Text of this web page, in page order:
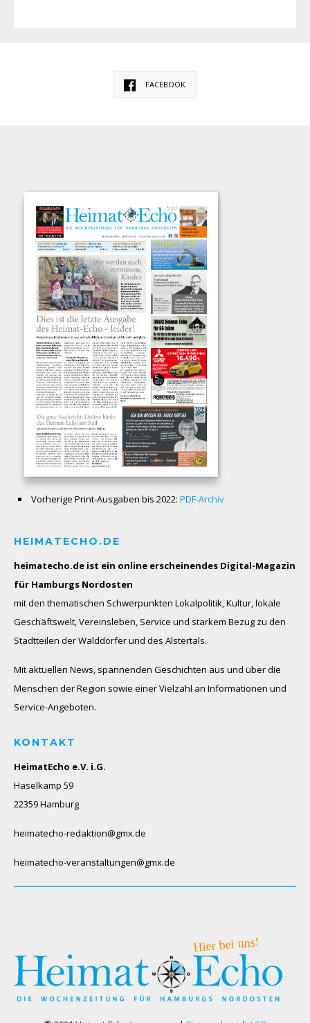
FACEBOOK
Vorherige Print-Ausgaben bis 2022: PDF-Archiv
HEIMATECHO.DE
heimatecho.de ist ein online erscheinendes Digital-Magazin
für Hamburgs Nordosten
mit den thematischen Schwerpunkten Lokalpolitik, Kultur, lokale
Geschäftswelt, Vereinsleben, Service und starkem Bezug zu den
Stadtteilen der Walddörfer und des Alstertals.
Mit aktuellen News, spannenden Geschichten aus und über die
Menschen der Region sowie einer Vielzahl an Informationen und
Service-Angeboten.
KONTAKT
HeimatEcho e.V. i.G.
Haselkamp 59
22359 Hamburg
heimatecho-redaktion@gmx.de
heimatecho-veranstaltungen@gmx.de